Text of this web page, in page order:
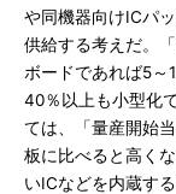
や同機器向けICパ
供給する考えだ。
ボードであれば5～
40％以上も小型化
ては、「量産開始
板に比べると高く
いICなどを内蔵す